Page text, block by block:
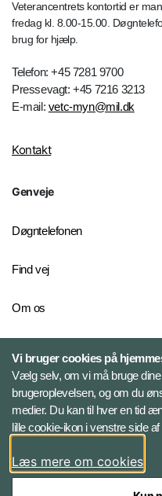
Veterancentrets kontortid er
fredag kl. 8.00-15.00.
brug for hjælp.
Telefon: +45 7281 9700
Pressevagt: +45 7216 3213
E-mail: vetc-myn@mil.dk
Kontakt
Genveje
Døgntelefonen
Find vej
Om os
Følg Veterancentret
Facebook
Vi bruger cookies på
Vælg selv, om vi må bruge
brugeroplevelsen, og om du
medier. Du kan til hver en tid
lille cookie-ikon i venstre side
Læs mere om cookies